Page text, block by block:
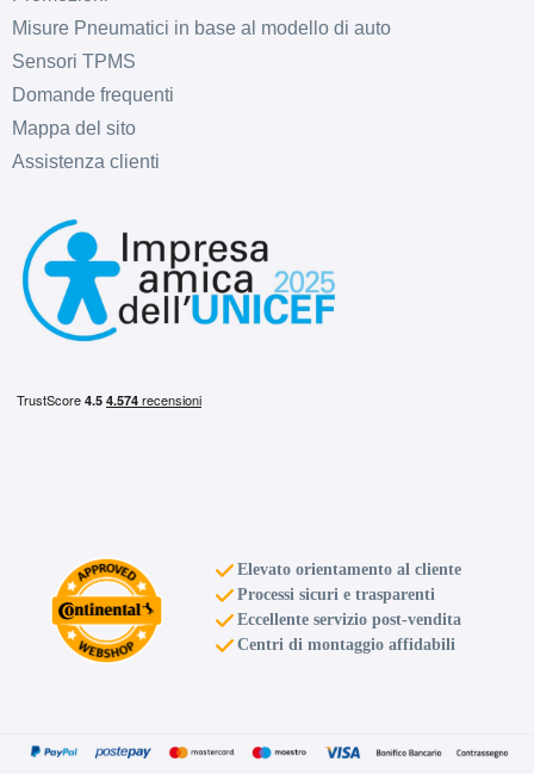
Misure Pneumatici in base al modello di auto
Sensori TPMS
Domande frequenti
Mappa del sito
Assistenza clienti
Elevato orientamento al cliente
Processi sicuri e trasparenti
Eccellente servizio post-vendita
Centri di montaggio affidabili